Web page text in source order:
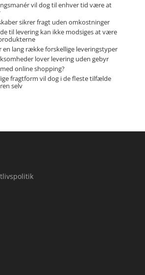
vil dog til enhver tid være at
sikrer fragt uden omkostninger
til levering kan ikke modsiges at være
en lang række forskellige leveringstyper
lover levering uden gebyr
online shopping?
fragtform vil dog i de fleste tilfælde
selv